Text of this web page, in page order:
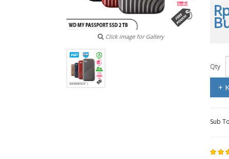
Click image for Gallery
Qty
+
Sub